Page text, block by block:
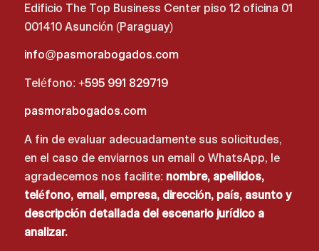
Edificio The Top Business Center piso 12 oficina 01
001410 Asunción (Paraguay)
info@pasmorabogados.com
Teléfono: +595 991 829719
pasmorabogados.com
A fin de evaluar adecuadamente sus solicitudes,
en el caso de enviarnos un email o WhatsApp, le
agradecemos nos facilite: nombre, apellidos,
teléfono, email, empresa, dirección, país, asunto y
descripción detallada del escenario jurídico a
analizar.